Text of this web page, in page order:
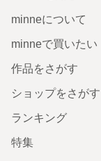
minneについて
minneで買いたい
作品をさがす
ショップをさがす
ランキング
特集